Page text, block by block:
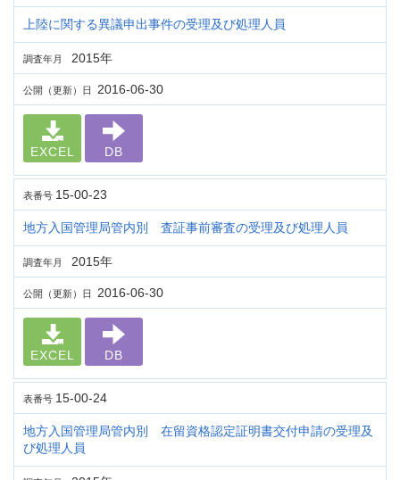
上陸に関する異議申出事件の受理及び処理人員
調査年月 2015年
公開（更新）日 2016-06-30
EXCEL DB
表番号 15-00-23
地方入国管理局管内別 査証事前審査の受理及び処理人員
調査年月 2015年
公開（更新）日 2016-06-30
EXCEL DB
表番号 15-00-24
地方入国管理局管内別 在留資格認定証明書交付申請の受理及
び処理人員